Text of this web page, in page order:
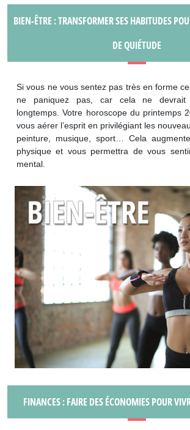
BIEN-ÊTRE : TRANSFORMER SES HABITUDES
DE QUIÉTUDE
Si vous ne vous sentez pas très en forme
ne paniquez pas, car cela ne
longtemps. Votre horoscope du printemps
vous aérer l’esprit en privilégiant les
peinture, musique, sport… Cela
physique et vous permettra de vous
mental.
FINANCES : FAIRE DES ÉCONOMIES POUR